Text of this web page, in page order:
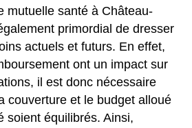
mutuelle santé à Château-
primordial de dresser
actuels et futurs. En effet,
ont un impact sur
il est donc nécessaire
couverture et le budget alloué
soient équilibrés. Ainsi,